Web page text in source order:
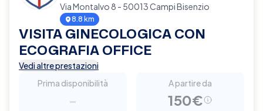
Via Montalvo 8 - 50013 Campi Bisenzio
8.8 km
VISITA GINECOLOGICA CON
ECOGRAFIA OFFICE
Vedi altre prestazioni
Prima disponibilità
-
A partire da
150€